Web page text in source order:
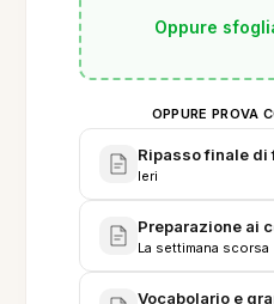
Oppure
OPPURE PROVA
Ripasso finale
Ieri
Preparazione ai
La settimana scorsa
Vocabolario e